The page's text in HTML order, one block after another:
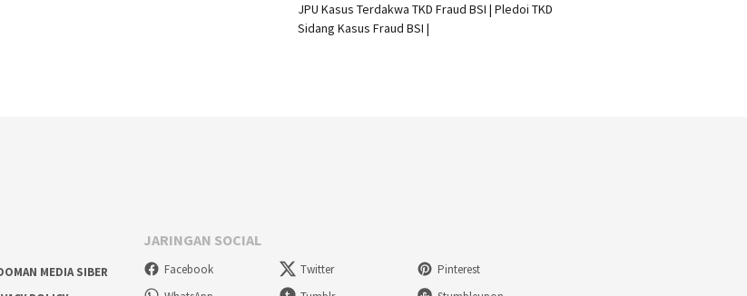
JPU Kasus Terdakwa TKD Fraud BSI |Pledoi TKD
Sidang Kasus Fraud BSI |
MEDIA SIBER
JARINGAN SOCIAL
Facebook Twitter
Pinterest